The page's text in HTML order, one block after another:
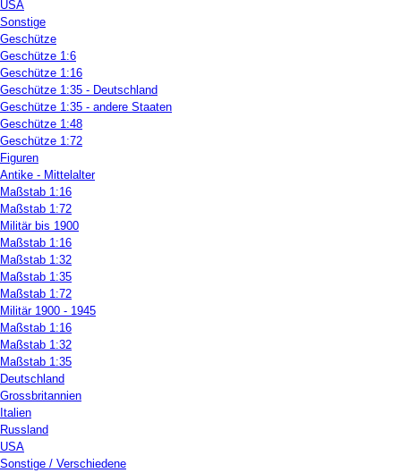
USA
Sonstige
Geschütze
Geschütze 1:6
Geschütze 1:16
Geschütze 1:35 - Deutschland
Geschütze 1:35 - andere Staaten
Geschütze 1:48
Geschütze 1:72
Figuren
Antike - Mittelalter
Maßstab 1:16
Maßstab 1:72
Militär bis 1900
Maßstab 1:16
Maßstab 1:32
Maßstab 1:35
Maßstab 1:72
Militär 1900 - 1945
Maßstab 1:16
Maßstab 1:32
Maßstab 1:35
Deutschland
Grossbritannien
Italien
Russland
USA
Sonstige / Verschiedene